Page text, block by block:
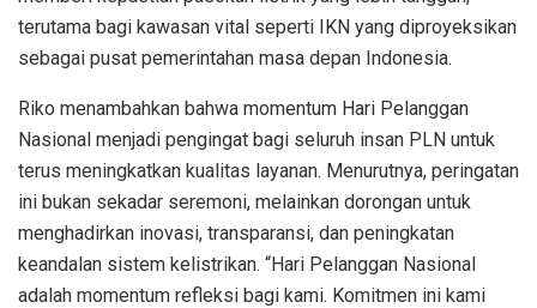
terutama bagi kawasan vital seperti IKN yang diproyeksikan
sebagai pusat pemerintahan masa depan Indonesia.
Riko menambahkan bahwa momentum Hari Pelanggan
Nasional menjadi pengingat bagi seluruh insan PLN untuk
terus meningkatkan kualitas layanan. Menurutnya, peringatan
ini bukan sekadar seremoni, melainkan dorongan untuk
menghadirkan inovasi, transparansi, dan peningkatan
keandalan sistem kelistrikan. “Hari Pelanggan Nasional
adalah momentum refleksi bagi kami. Komitmen ini kami